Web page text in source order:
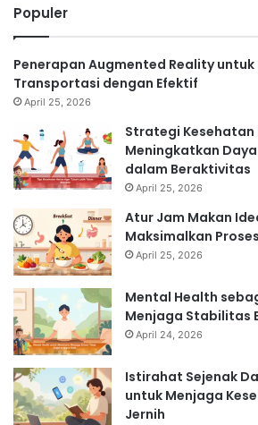
Populer
Penerapan Augmented Reality
Transportasi dengan Efektif
April 25, 2026
Strategi Kesehatan
Meningkatkan
dalam Beraktivitas
April 25, 2026
Atur Jam Makan
Maksimalkan
April 25, 2026
Mental Health
Menjaga Stabilitas
April 24, 2026
Istirahat Sejenak
untuk Menjaga
Jernih